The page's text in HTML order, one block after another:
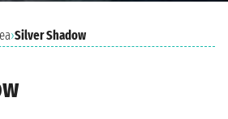
›Silver Shadow